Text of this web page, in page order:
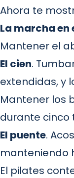
Ahora te
La marcha en
Mantener el
El cien.
extendidas, y
Mantener los
durante cinco
El puente.
manteniendo
El pilates